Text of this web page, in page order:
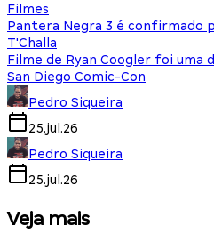
Filmes
Pantera Negra 3 é confirmado
T'Challa
Filme de Ryan Coogler foi uma
San Diego Comic-Con
Pedro Siqueira
25.jul.26
Pedro Siqueira
25.jul.26
Veja mais